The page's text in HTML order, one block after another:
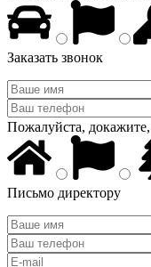
Заказать звонок
Пожалуйста,
Письмо директору